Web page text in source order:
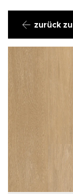
zurück